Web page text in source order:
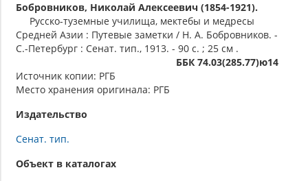
Бобровников, Николай Алексеевич (1854-1921).
Русско-туземные училища, мектебы и медресы
Средней Азии : Путевые заметки / Н. А. Бобровников. -
С.-Петербург : Сенат. тип., 1913. - 90 с. ; 25 см .
ББК 74.03(285.77)ю14
Источник копии: РГБ
Место хранения оригинала: РГБ
Издательство
Сенат. тип.
Объект в каталогах